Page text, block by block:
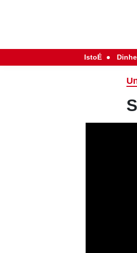
IstoÉ